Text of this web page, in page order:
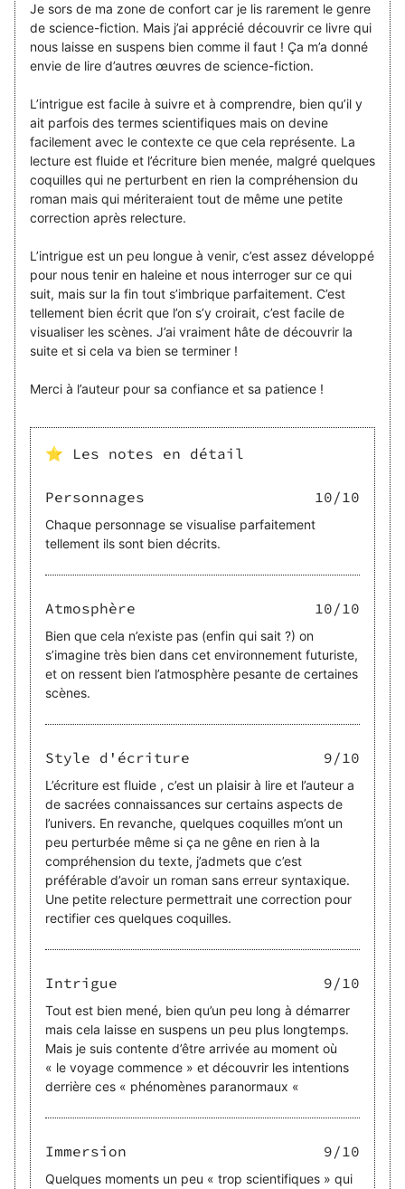
Je sors de ma zone de confort car je lis rarement le genre
de science-fiction. Mais j’ai apprécié découvrir ce livre qui
nous laisse en suspens bien comme il faut ! Ça m’a donné
envie de lire d’autres œuvres de science-fiction.
L’intrigue est facile à suivre et à comprendre, bien qu’il y
ait parfois des termes scientifiques mais on devine
facilement avec le contexte ce que cela représente. La
lecture est fluide et l’écriture bien menée, malgré quelques
coquilles qui ne perturbent en rien la compréhension du
roman mais qui mériteraient tout de même une petite
correction après relecture.
L’intrigue est un peu longue à venir, c’est assez développé
pour nous tenir en haleine et nous interroger sur ce qui
suit, mais sur la fin tout s’imbrique parfaitement. C’est
tellement bien écrit que l’on s’y croirait, c’est facile de
visualiser les scènes. J’ai vraiment hâte de découvrir la
suite et si cela va bien se terminer !
Merci à l’auteur pour sa confiance et sa patience !
⭐ Les notes en détail
Personnages 10/10
Chaque personnage se visualise parfaitement
tellement ils sont bien décrits.
Atmosphère 10/10
Bien que cela n’existe pas (enfin qui sait ?) on
s’imagine très bien dans cet environnement futuriste,
et on ressent bien l’atmosphère pesante de certaines
scènes.
Style d'écriture 9/10
L’écriture est fluide , c’est un plaisir à lire et l’auteur a
de sacrées connaissances sur certains aspects de
l’univers. En revanche, quelques coquilles m’ont un
peu perturbée même si ça ne gêne en rien à la
compréhension du texte, j’admets que c’est
préférable d’avoir un roman sans erreur syntaxique.
Une petite relecture permettrait une correction pour
rectifier ces quelques coquilles.
Intrigue 9/10
Tout est bien mené, bien qu’un peu long à démarrer
mais cela laisse en suspens un peu plus longtemps.
Mais je suis contente d’être arrivée au moment où
« le voyage commence » et découvrir les intentions
derrière ces « phénomènes paranormaux «
Immersion 9/10
Quelques moments un peu « trop scientifiques » qui